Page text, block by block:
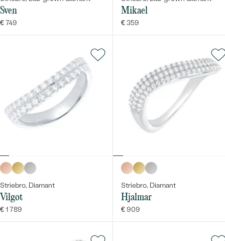
Sven
€ 749
Mikael
€ 359
Striebro, Diamant
Vilgot
€ 1 789
Striebro, Diamant
Hjalmar
€ 909